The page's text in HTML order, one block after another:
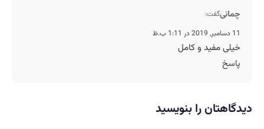
چمانیگفت:
11 دسامبر, 2019 در 1:11 ب.ظ
خیلی مفید و کامل
پاسخ
دیدگاهتان را بنویسید